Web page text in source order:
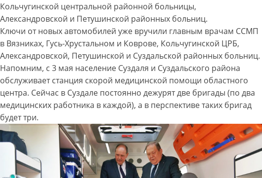
Кольчугинской центральной районной больницы,
Александровской и Петушинской районных больниц.
Ключи от новых автомобилей уже вручили главным врачам ССМП
в Вязниках, Гусь-Хрустальном и Коврове, Кольчугинской ЦРБ,
Александровской, Петушинской и Суздальской районных больниц.
Напомним, с 3 мая население Суздаля и Суздальского района
обслуживает станция скорой медицинской помощи областного
центра. Сейчас в Суздале постоянно дежурят две бригады (по два
медицинских работника в каждой), а в перспективе таких бригад
будет три.